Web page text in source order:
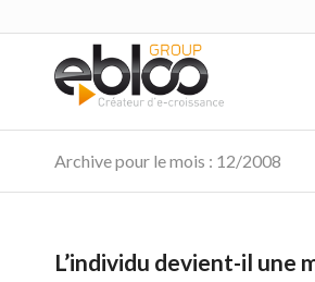
Archive pour le mois : 12/2008
L’individu devient-il une